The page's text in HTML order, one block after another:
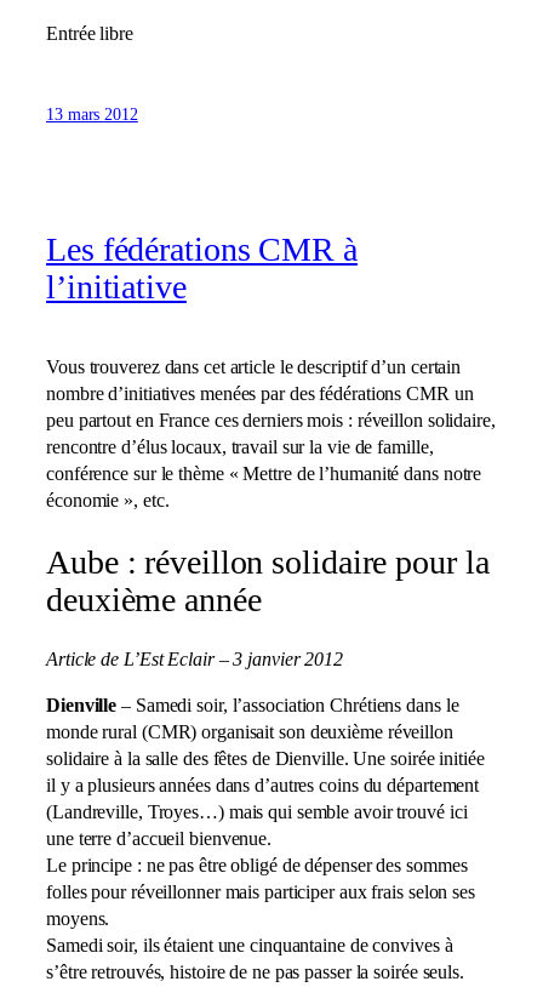
Entrée libre
13 mars 2012
Les fédérations CMR à
l’initiative
Vous trouverez dans cet article le descriptif d’un certain
nombre d’initiatives menées par des fédérations CMR un
peu partout en France ces derniers mois : réveillon solidaire,
rencontre d’élus locaux, travail sur la vie de famille,
conférence sur le thème « Mettre de l’humanité dans notre
économie », etc.
Aube : réveillon solidaire pour la
deuxième année
Article de L’Est Eclair – 3 janvier 2012
Dienville – Samedi soir, l’association Chrétiens dans le
monde rural (CMR) organisait son deuxième réveillon
solidaire à la salle des fêtes de Dienville. Une soirée initiée
il y a plusieurs années dans d’autres coins du département
(Landreville, Troyes…) mais qui semble avoir trouvé ici
une terre d’accueil bienvenue.
Le principe : ne pas être obligé de dépenser des sommes
folles pour réveillonner mais participer aux frais selon ses
moyens.
Samedi soir, ils étaient une cinquantaine de convives à
s’être retrouvés, histoire de ne pas passer la soirée seuls.